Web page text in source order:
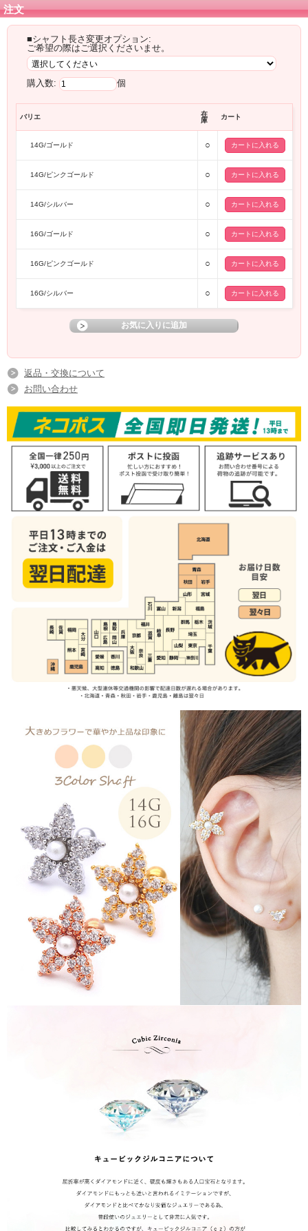
注文
■シャフト長さ変更オプション:
ご希望の際はご選択くださいませ。
購入数: 個
バリエ
在
庫
カート
14G/ゴールド ○
14G/ピンクゴールド ○
14G/シルバー ○
16G/ゴールド ○
16G/ピンクゴールド ○
16G/シルバー ○
返品・交換について
お問い合わせ